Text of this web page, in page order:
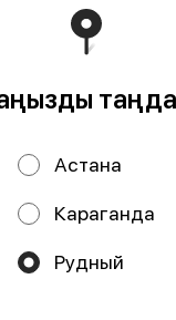
Номер счёта:
жұмыс істейдіFoodpicásso
Астана
Караганда
Рудный